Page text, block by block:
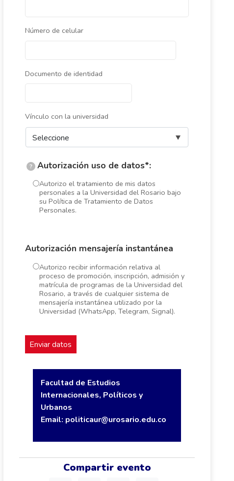
Número de celular
Documento de identidad
Vínculo con la universidad
? Autorización uso de datos*:
Autorizo el tratamiento de mis datos
personales a la Universidad del Rosario bajo
su Política de Tratamiento de Datos
Personales.
Autorización mensajería instantánea
Autorizo recibir información relativa al
proceso de promoción, inscripción, admisión y
matrícula de programas de la Universidad del
Rosario, a través de cualquier sistema de
mensajería instantánea utilizado por la
Universidad (WhatsApp, Telegram, Signal).
Facultad de Estudios
Internacionales, Políticos y
Urbanos
Email: politicaur@urosario.edu.co
Compartir evento